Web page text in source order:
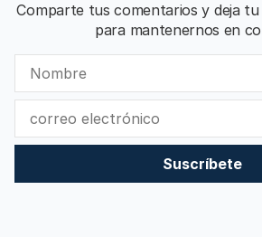
Comparte tus comentarios y deja
para mantenernos en
Suscríbete